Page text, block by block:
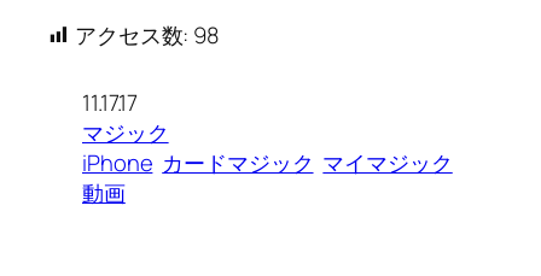
アクセス数: 98
11.17.17
マジック
iPhone カードマジック マイマジック
動画